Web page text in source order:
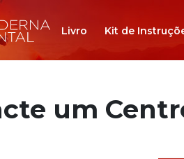
Livro Kit de
um